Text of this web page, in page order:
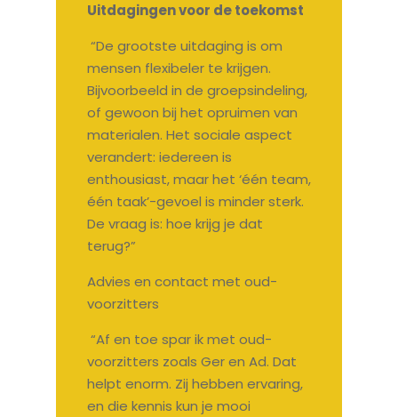
Uitdagingen voor de toekomst
“De grootste uitdaging is om
mensen flexibeler te krijgen.
Bijvoorbeeld in de groepsindeling,
of gewoon bij het opruimen van
materialen. Het sociale aspect
verandert: iedereen is
enthousiast, maar het ‘één team,
één taak’-gevoel is minder sterk.
De vraag is: hoe krijg je dat
terug?”
Advies en contact met oud-
voorzitters
“Af en toe spar ik met oud-
voorzitters zoals Ger en Ad. Dat
helpt enorm. Zij hebben ervaring,
en die kennis kun je mooi